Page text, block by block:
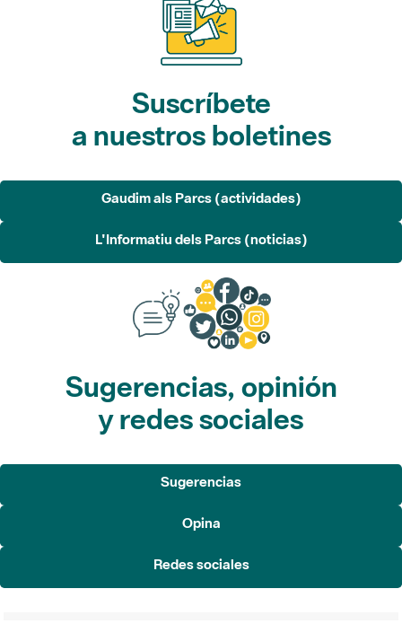
Suscríbete
a nuestros boletines
Gaudim als Parcs (actividades)
L'Informatiu dels Parcs (noticias)
Sugerencias, opinión
y redes sociales
Sugerencias
Opina
Redes sociales